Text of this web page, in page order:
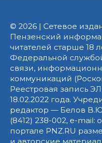
© 2026 | Сетевое
Пензенский
читателей старше 18
Федеральной
связи,
коммуникаций
Реестровая запись
18.02.2022 года.
редактор — Белов
(8412) 238-002, e-
портале PNZ.RU
и авторские